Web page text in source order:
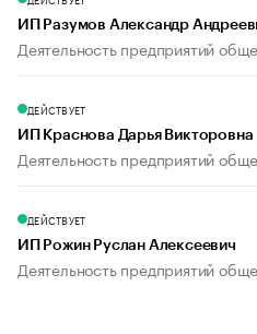
ИП Разумов Александр
Деятельность предприятий
ДЕЙСТВУЕТ
ИП Краснова Дарья Викторовна
Деятельность предприятий
ДЕЙСТВУЕТ
ИП Рожин Руслан Алексеевич
Деятельность предприятий